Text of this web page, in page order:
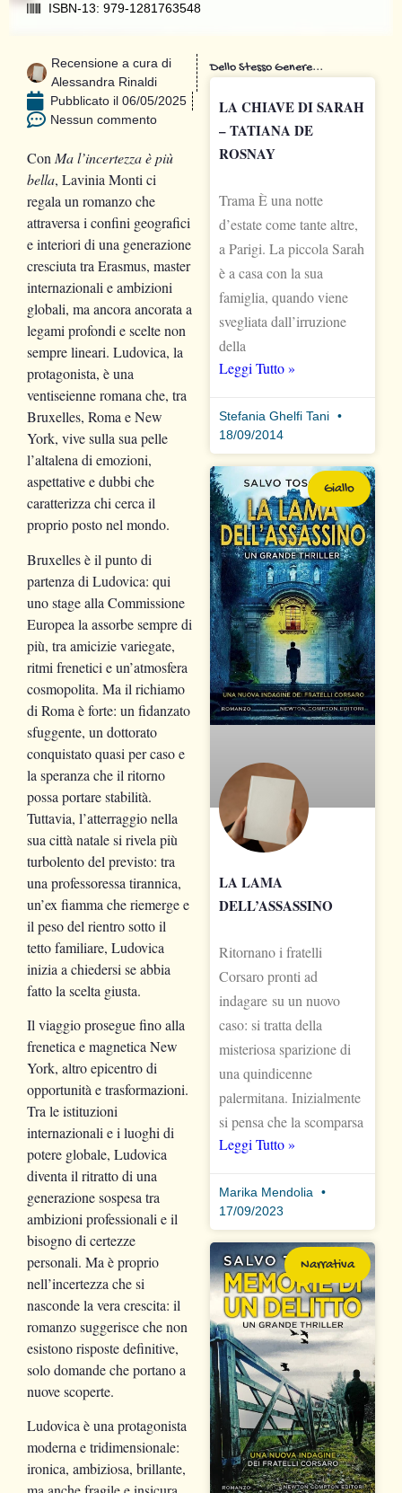
ISBN-13: 979-1281763548
Recensione a cura di
Alessandra Rinaldi
Pubblicato il 06/05/2025
Nessun commento
ConMa l’incertezza è più
bella, Lavinia Monti ci
regala un romanzo che
attraversa i confini geografici
e interiori di una generazione
cresciuta tra Erasmus, master
internazionali e ambizioni
globali, ma ancora ancorata a
legami profondi e scelte non
sempre lineari. Ludovica, la
protagonista, è una
ventiseienne romana che, tra
Bruxelles, Roma e New
York, vive sulla sua pelle
l’altalena di emozioni,
aspettative e dubbi che
caratterizza chi cerca il
proprio posto nel mondo.
Bruxelles è il punto di
partenza di Ludovica: qui
uno stage alla Commissione
Europea la assorbe sempre di
più, tra amicizie variegate,
ritmi frenetici e un’atmosfera
cosmopolita. Ma il richiamo
di Roma è forte: un fidanzato
sfuggente, un dottorato
conquistato quasi per caso e
la speranza che il ritorno
possa portare stabilità.
Tuttavia, l’atterraggio nella
sua città natale si rivela più
turbolento del previsto: tra
una professoressa tirannica,
un’ex fiamma che riemerge e
il peso del rientro sotto il
tetto familiare, Ludovica
inizia a chiedersi se abbia
fatto la scelta giusta.
Il viaggio prosegue fino alla
frenetica e magnetica New
York, altro epicentro di
opportunità e trasformazioni.
Tra le istituzioni
internazionali e i luoghi di
potere globale, Ludovica
diventa il ritratto di una
generazione sospesa tra
ambizioni professionali e il
bisogno di certezze
personali. Ma è proprio
nell’incertezza che si
nasconde la vera crescita: il
romanzo suggerisce che non
esistono risposte definitive,
solo domande che portano a
nuove scoperte.
Ludovica è una protagonista
moderna e tridimensionale:
ironica, ambiziosa, brillante,
Dello Stesso Genere...
LA CHIAVE DI SARAH
– TATIANA DE
ROSNAY
Trama È una notte
d’estate come tante altre,
a Parigi. La piccola Sarah
è a casa con la sua
famiglia, quando viene
svegliata dall’irruzione
della
Leggi Tutto »
Stefania Ghelfi Tani
18/09/2014
Giallo
LA LAMA
DELL’ASSASSINO
Ritornano i fratelli
Corsaro pronti ad
indagare su un nuovo
caso: si tratta della
misteriosa sparizione di
una quindicenne
palermitana. Inizialmente
si pensa che la scomparsa
Leggi Tutto »
Marika Mendolia
17/09/2023
Narrativa